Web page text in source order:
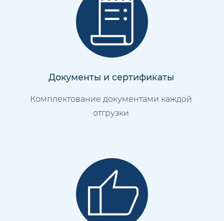
Документы и сертификаты
Комплектование документами каждой
отгрузки